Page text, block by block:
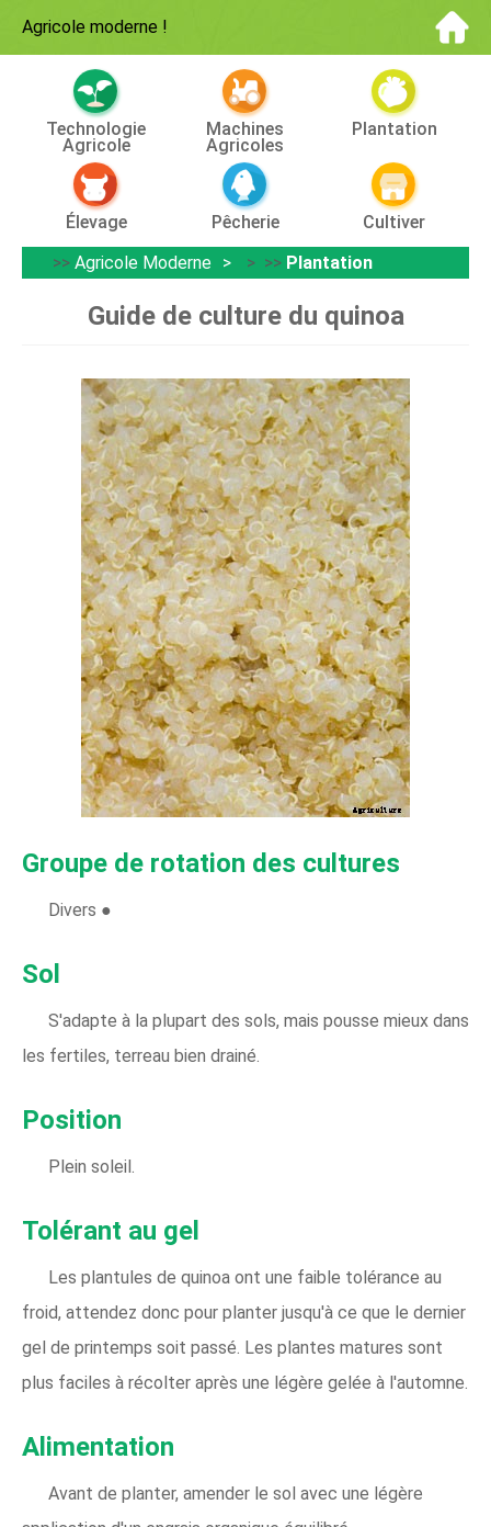
Agricole moderne !
Technologie
Agricole
Machines
Agricoles
Plantation
Élevage Pêcherie
Cultiver
>> Agricole Moderne > >> Plantation
Guide de culture du quinoa
Groupe de rotation des cultures
Divers ●
Sol
S'adapte à la plupart des sols, mais pousse mieux dans
les fertiles, terreau bien drainé.
Position
Plein soleil.
Tolérant au gel
Les plantules de quinoa ont une faible tolérance au
froid, attendez donc pour planter jusqu'à ce que le dernier
gel de printemps soit passé. Les plantes matures sont
plus faciles à récolter après une légère gelée à l'automne.
Alimentation
Avant de planter, amender le sol avec une légère